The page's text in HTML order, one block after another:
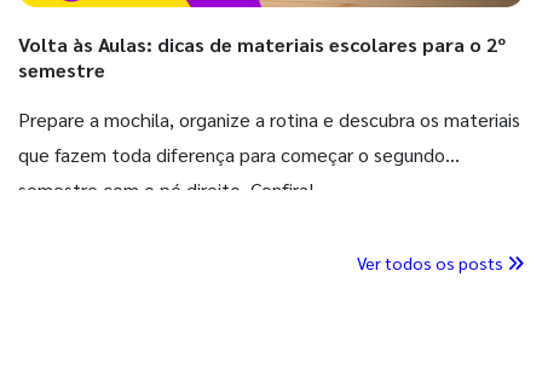
Volta às Aulas: dicas de materiais escolares para o 2º
semestre
Prepare a mochila, organize a rotina e descubra os materiais
que fazem toda diferença para começar o segundo
semestre com o pé direito. Confira!
Ver todos os posts